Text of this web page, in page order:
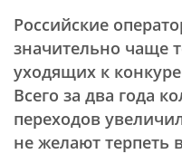
Российские
значительно чаще
уходящих к
Всего за два года
переходов
не желают